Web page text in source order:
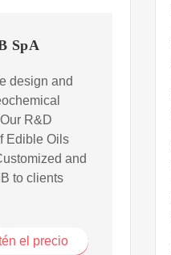
SpA
design and
R&D
Edible Oils
and
to clients
el precio